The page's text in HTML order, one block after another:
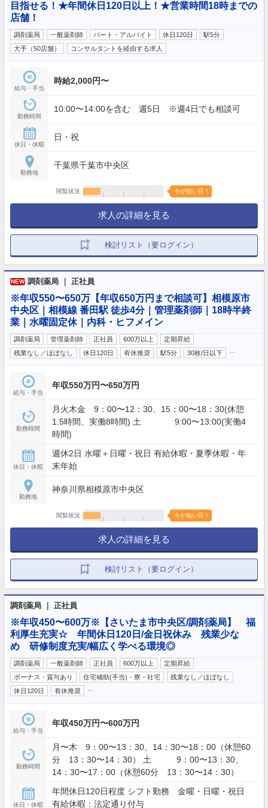
目指せる！★年間休日120日以上！★営業時間18時までの
店舗！
調剤薬局 一般薬剤師 パート・アルバイト 休日120日
駅5分
大手（50店舗）
コンサルタントを経由する求人
給与・手当
時給2,000円〜
勤務時間
10:00〜14:00を含む 週5日 ※週4日でも相談可
休日・休暇
日・祝
勤務地
千葉県千葉市中央区
閲覧状況 今が狙い目！
求人の詳細を見る
検討リスト（要ログイン）
NEW 調剤薬局 ｜ 正社員
※年収550〜650万【年収650万円まで相談可】相模原市
中央区｜相模線 番田駅 徒歩4分｜管理薬剤師｜18時半終
業｜水曜固定休｜内科・ヒフメイン
調剤薬局 管理薬剤師 正社員 600万以上
定期昇給
残業なし／ほぼなし
休日120日 有休推奨 駅5分 30枚/日以下
給与・手当
年収550万円〜650万円
勤務時間
月火木金 9：00〜12：30、15：00〜18：30(休憩
1.5時間、実働8時間) 土 9:00〜13:00(実働4
時間)
休日・休暇
週休2日 水曜＋日曜・祝日 有給休暇・夏季休暇・年
末年始
勤務地
神奈川県相模原市中央区
閲覧状況 今が狙い目！
求人の詳細を見る
検討リスト（要ログイン）
調剤薬局 ｜ 正社員
※年収450〜600万※【さいたま市中央区/調剤薬局】 福
利厚生充実☆ 年間休日120日/金日祝休み 残業少な
め 研修制度充実/幅広く学べる環境◎
調剤薬局 一般薬剤師 正社員 600万以上
定期昇給
ボーナス・賞与あり
住宅補助(手当)・寮・社宅
残業なし／ほぼなし
休日120日
有休推奨
給与・手当
年収450万円〜600万円
勤務時間
月〜木 9：00〜13：30、14：30〜18：00（休憩60
分 13：30〜14：30） 土 9：00〜13：30、
14：30〜17：00（休憩60分 13：30〜14：30）
休日・休暇
年間休日120日程度 シフト勤務 金曜・日曜・祝日
有給休暇：法定通り付与